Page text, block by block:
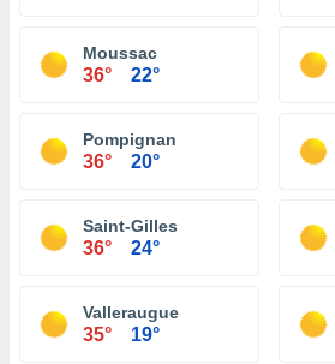
Moussac
36° 22°
Pompignan
36° 20°
Saint-Gilles
36° 24°
Valleraugue
35° 19°